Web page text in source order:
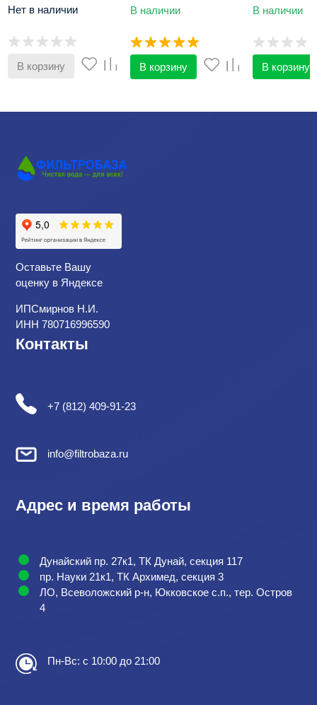
25л.
Нет в наличии
В корзину
В наличии
В корзину
В наличии
В корзину
Оставьте Вашу
оценку в Яндексе
ИПСмирнов Н.И.
ИНН 780716996590
Контакты
+7 (812) 409-91-23
info@filtrobaza.ru
Адрес и время работы
Дунайский пр. 27к1, ТК Дунай, секция 117
пр. Науки 21к1, ТК Архимед, секция 3
ЛО, Всеволожский р-н, Юкковское с.п., тер. Остров
4
Пн-Вс: с 10:00 до 21:00